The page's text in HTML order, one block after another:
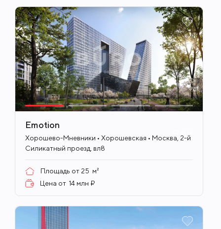
Emotion
Хорошево-Мневники • Хорошевская • Москва, 2-й
Силикатный проезд, вл8
Площадь от 25 м²
Цена от 14 млн ₽